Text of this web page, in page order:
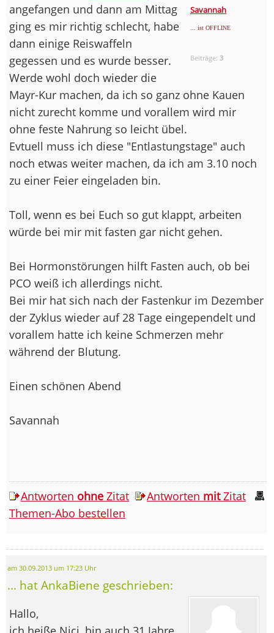
Savannah
... ist OFFLINE
Beiträge:3
angefangen und dann am Mittag
ging es mir richtig schlecht, habe
dann einige Reiswaffeln
gegessen und es wurde besser.
Werde wohl doch wieder die
Mayr-Kur machen, da ich so ganz ohne Kauen
nicht zurecht komme und vorallem wird mir
ohne feste Nahrung so leicht übel.
Evtuell muss ich diese "Entlastungstage" auch
noch etwas weiter machen, da ich am 3.10 noch
zu einer Feier eingeladen bin.
Toll, wenn es bei Euch so gut klappt, arbeiten
würde bei mir mit fasten gar nicht gehen.
Bei Hormonstörungen hilft Fasten auch, ob bei
PCO weiß ich allerdings nicht.
Bei mir hat sich nach der Fastenkur im Dezember
der Zyklus wieder auf 28 Tage eingependelt und
vorallem hatte ich keine Schmerzen mehr
während der Blutung.
Einen schönen Abend
Savannah
Antworten ohne Zitat Antworten mitZitat
Themen-Abo bestellen
am 30.09.2013 um 17:23 Uhr
... hat AnkaBiene geschrieben:
Hallo,